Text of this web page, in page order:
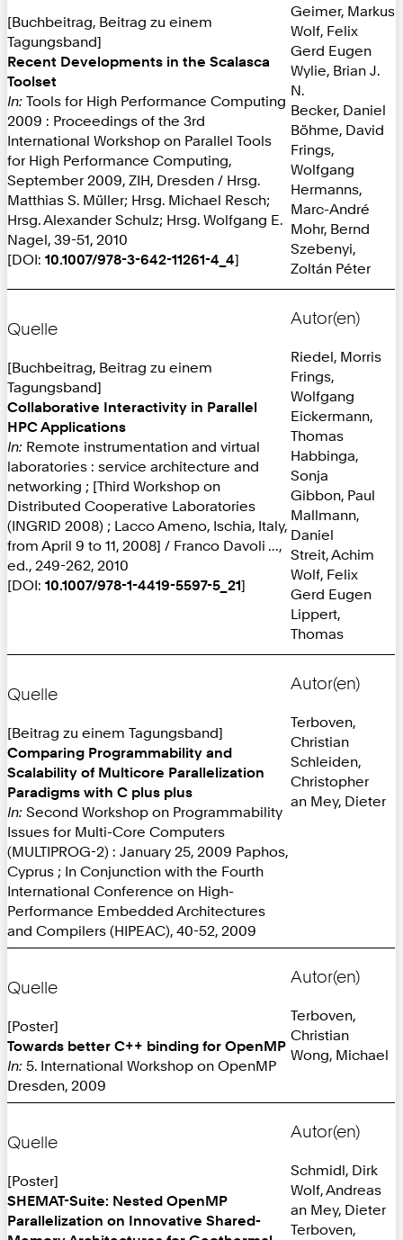
[Buchbeitrag, Beitrag zu einem
Tagungsband]
Recent Developments in the Scalasca
Toolset
In: Tools for High Performance Computing
2009 : Proceedings of the 3rd
International Workshop on Parallel Tools
for High Performance Computing,
September 2009, ZIH, Dresden / Hrsg.
Matthias S. Müller; Hrsg. Michael Resch;
Hrsg. Alexander Schulz; Hrsg. Wolfgang E.
Nagel, 39-51, 2010
[DOI: 10.1007/978-3-642-11261-4_4]
Geimer, Markus
Wolf, Felix
Gerd Eugen
Wylie, Brian J.
N.
Becker, Daniel
Böhme, David
Frings,
Wolfgang
Hermanns,
Marc-André
Mohr, Bernd
Szebenyi,
Zoltán Péter
Quelle
[Buchbeitrag, Beitrag zu einem
Tagungsband]
Collaborative Interactivity in Parallel
HPC Applications
In: Remote instrumentation and virtual
laboratories : service architecture and
networking ; [Third Workshop on
Distributed Cooperative Laboratories
(INGRID 2008) ; Lacco Ameno, Ischia, Italy,
from April 9 to 11, 2008] / Franco Davoli ...,
ed., 249-262, 2010
[DOI: 10.1007/978-1-4419-5597-5_21]
Autor(en)
Riedel, Morris
Frings,
Wolfgang
Eickermann,
Thomas
Habbinga,
Sonja
Gibbon, Paul
Mallmann,
Daniel
Streit, Achim
Wolf, Felix
Gerd Eugen
Lippert,
Thomas
Quelle
[Beitrag zu einem Tagungsband]
Comparing Programmability and
Scalability of Multicore Parallelization
Paradigms with C plus plus
In: Second Workshop on Programmability
Issues for Multi-Core Computers
(MULTIPROG-2) : January 25, 2009 Paphos,
Cyprus ; In Conjunction with the Fourth
International Conference on High-
Performance Embedded Architectures
and Compilers (HIPEAC), 40-52, 2009
Autor(en)
Terboven,
Christian
Schleiden,
Christopher
an Mey, Dieter
Quelle
[Poster]
Towards better C++ binding for OpenMP
In: 5. International Workshop on OpenMP
Dresden, 2009
Autor(en)
Terboven,
Christian
Wong, Michael
Quelle
[Poster]
SHEMAT-Suite: Nested OpenMP
Parallelization on Innovative Shared-
Autor(en)
Schmidl, Dirk
Wolf, Andreas
an Mey, Dieter
Terboven,